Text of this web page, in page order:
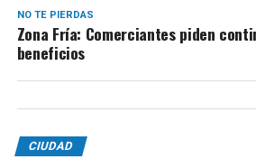
NO TE PIERDAS
Zona Fría: Comerciantes piden
beneficios
CIUDAD